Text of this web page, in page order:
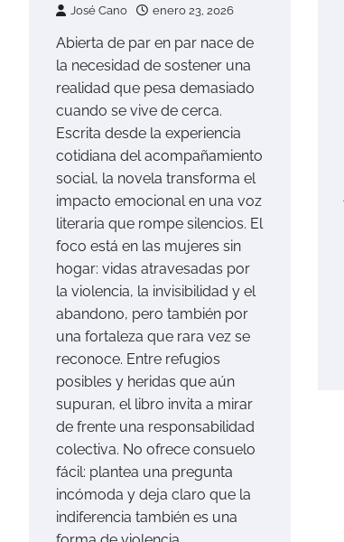
José Cano enero 23, 2026
Abierta de par en par nace de
la necesidad de sostener una
realidad que pesa demasiado
cuando se vive de cerca.
Escrita desde la experiencia
cotidiana del acompañamiento
social, la novela transforma el
impacto emocional en una voz
literaria que rompe silencios. El
foco está en las mujeres sin
hogar: vidas atravesadas por
la violencia, la invisibilidad y el
abandono, pero también por
una fortaleza que rara vez se
reconoce. Entre refugios
posibles y heridas que aún
supuran, el libro invita a mirar
de frente una responsabilidad
colectiva. No ofrece consuelo
fácil: plantea una pregunta
incómoda y deja claro que la
indiferencia también es una